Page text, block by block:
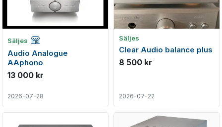
Säljes Företagsannons
Audio Analogue
AAphono
13 000 kr
2026-07-28
Säljes
Clear Audio balance plus
8 500 kr
2026-07-22